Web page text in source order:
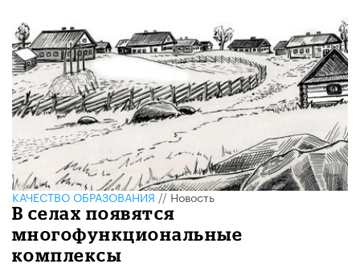
КАЧЕСТВО ОБРАЗОВАНИЯ//Новость
В селах появятся
многофункциональные
комплексы